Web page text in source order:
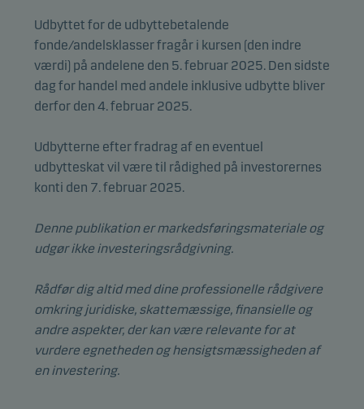
Udbyttet for de udbyttebetalende
fonde/andelsklasser fragår i kursen (den indre
værdi) på andelene den 5. februar 2025. Den sidste
dag for handel med andele inklusive udbytte bliver
derfor den 4. februar 2025.
Udbytterne efter fradrag af en eventuel
udbytteskat vil være til rådighed på investorernes
konti den 7. februar 2025.
Denne publikation er markedsføringsmateriale og
udgør ikke investeringsrådgivning.
Rådfør dig altid med dine professionelle rådgivere
omkring juridiske, skattemæssige, finansielle og
andre aspekter, der kan være relevante for at
vurdere egnetheden og hensigtsmæssigheden af
en investering.